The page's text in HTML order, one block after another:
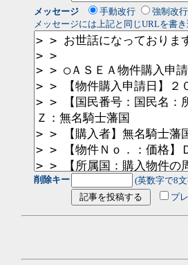
メッセージ
手動改行 強制改行
メッセージには上記と同じURLを書
削除キー
(英数字で8
プ